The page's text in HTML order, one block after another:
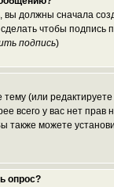
вы должны сначала
чтобы
подпись)
тему (или
всего у вас нет
также можете
опрос?